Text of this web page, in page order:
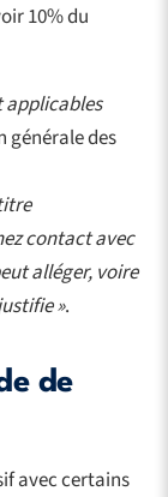
10% du
applicables
générale des
contact avec
alléger, voire
».
de
avec certains